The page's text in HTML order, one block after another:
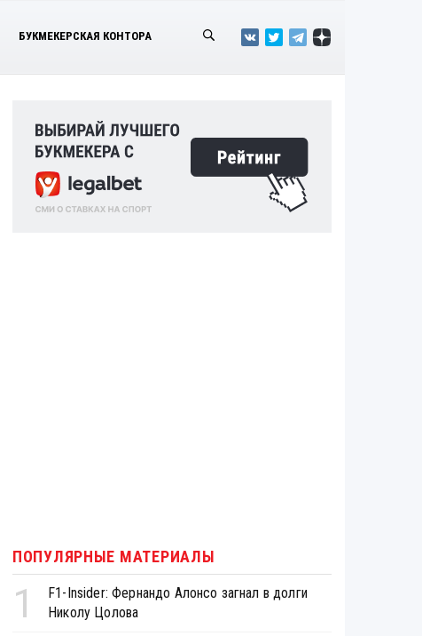
БУКМЕКЕРСКАЯ КОНТОРА
ПОПУЛЯРНЫЕ МАТЕРИАЛЫ
1
F1-Insider: Фернандо Алонсо загнал в долги
Николу Цолова